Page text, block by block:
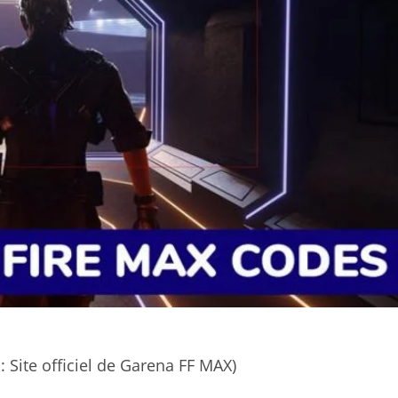
Site officiel de Garena FF MAX)